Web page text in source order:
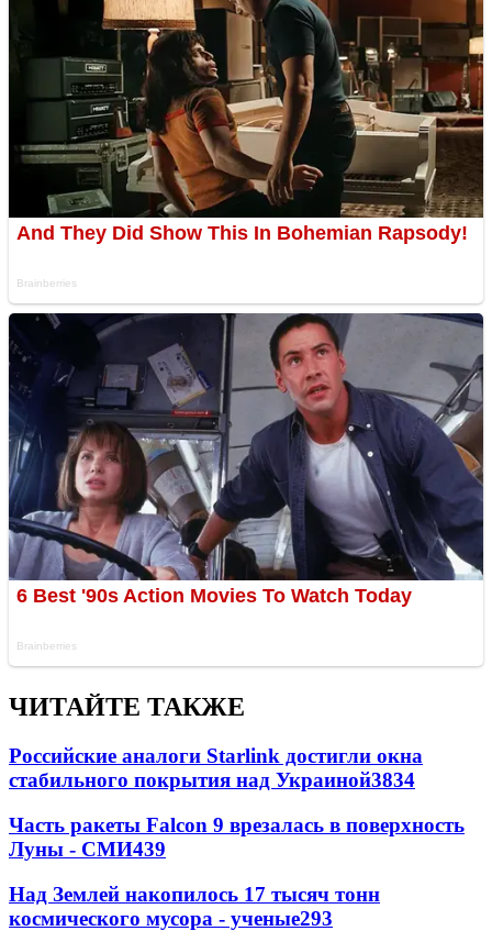
ЧИТАЙТЕ ТАКЖЕ
Российские аналоги Starlink достигли окна
стабильного покрытия над Украиной3834
Часть ракеты Falcon 9 врезалась в поверхность
Луны - СМИ439
Над Землей накопилось 17 тысяч тонн
космического мусора - ученые293